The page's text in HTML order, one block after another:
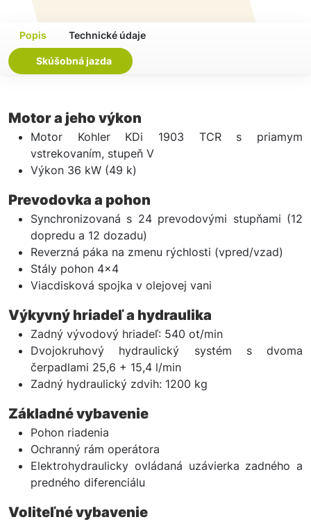
Popis Technické údaje
Skúšobná jazda
Motor a jeho výkon
Motor Kohler KDi 1903 TCR s priamym
vstrekovaním, stupeň V
Výkon 36 kW (49 k)
Prevodovka a pohon
Synchronizovaná s 24 prevodovými stupňami (12
dopredu a 12 dozadu)
Reverzná páka na zmenu rýchlosti (vpred/vzad)
Stály pohon 4x4
Viacdisková spojka v olejovej vani
Výkyvný hriadeľ a hydraulika
Zadný vývodový hriadeľ: 540 ot/min
Dvojokruhový hydraulický systém s dvoma
čerpadlami 25,6 + 15,4 l/min
Zadný hydraulický zdvih: 1200 kg
Základné vybavenie
Pohon riadenia
Ochranný rám operátora
Elektrohydraulicky ovládaná uzávierka zadného a
predného diferenciálu
Voliteľné vybavenie